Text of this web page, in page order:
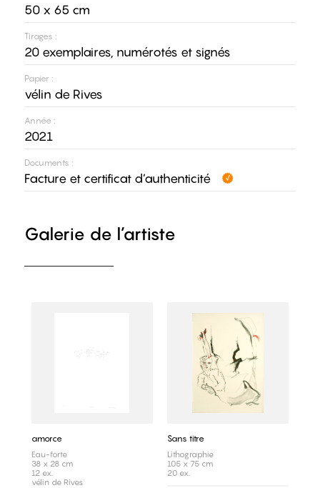
50 x 65 cm
Tirages :
20 exemplaires, numérotés et signés
Papier :
vélin de Rives
Année :
2021
Documents :
Facture et certificat d’authenticité
Galerie de l’artiste
amorce
Eau-forte
38 x 28 cm
12 ex.
vélin de Rives
Sans titre
Lithographie
105 x 75 cm
20 ex.